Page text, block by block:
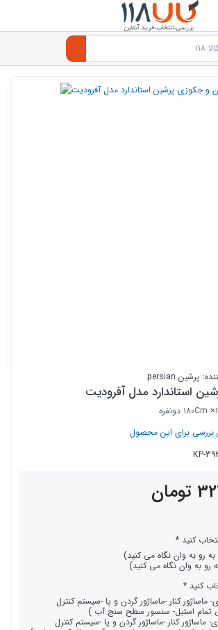
استاندارد مدل آفرودیت
بررسی برای این محصول
KP-
تومان
کنید
رو به وان نگاه می کنید)
به وان نگاه می کنید)
کنید
سری- ماساژور کنار -ماساژور گردن و پا -سیستم کنترل
تمام استیل- سنسور سطح سنج آب )
سری- ماساژور کنار -ماساژور گردن و پا -سیستم کنترل